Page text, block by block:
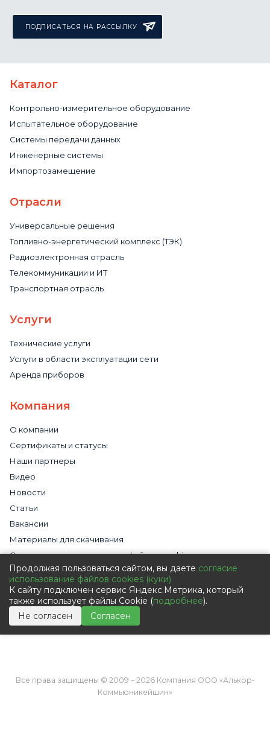
ПОДПИСАТЬСЯ НА РАССЫЛКУ
Каталог
Контрольно-измерительное оборудование
Испытательное оборудование
Системы передачи данных
Инженерные системы
Импортозамещение
Отрасли
Универсальные решения
Топливно-энергетический комплекс (ТЭК)
Радиоэлектронная отрасль
Телекоммуникации и ИТ
Транспортная отрасль
Услуги
Технические услуги
Услуги в области эксплуатации сети
Аренда приборов
Компания
О компании
Сертификаты и статусы
Наши партнеры
Видео
Новости
Статьи
Вакансии
Материалы для скачивания
Cогласие на использование файлов cookies
Обработка персональных данных с помощью сервиса
«Яндекс.Метрика»
Политика в отношении обработки персональных данных
Пользовательское соглашение
Согласие на обработку персональных данных
Все права защищены © 2009 – 2026 Компания ООО «Алькор-
Коммьюникейшин»
Продолжая пользоваться сайтом, вы даете согласие
использование файлов cookies (куки)
К сайту подключен сервис Яндекс.Метрика, который
также использует файлы Cookie (подробнее).
Не согласен
Согласен